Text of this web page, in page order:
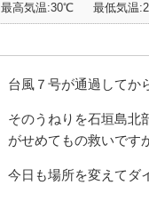
最高気温:30℃ 最低気温
台風７号が通過してか
そのうねりを石垣島北
がせめてもの救いです
今日も場所を変えてダ